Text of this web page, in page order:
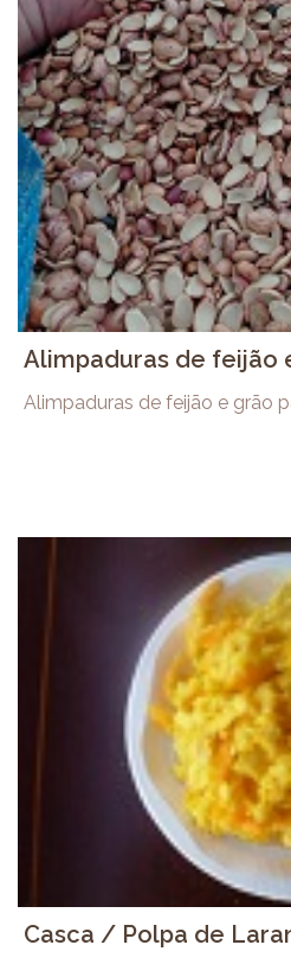
Alimpaduras de feijão
Alimpaduras de feijão e grão
Casca / Polpa de